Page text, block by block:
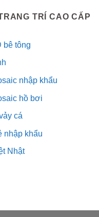
TRÍ CAO CẤP
bê tông
nhập khẩu
hồ bơi
cá
nhập khẩu
Nhật